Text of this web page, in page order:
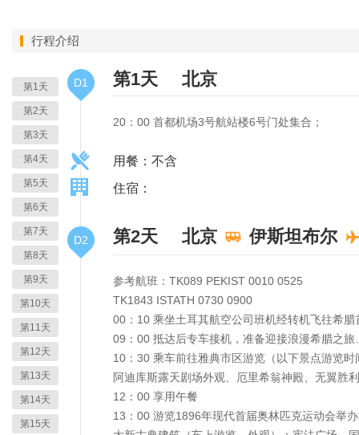
行程介绍
第1天
第2天
第3天
第4天
第5天
第6天
第7天
第8天
第9天
第10天
第11天
第12天
第13天
第14天
第15天
D1 第1天 北京
20：00 首都机场3号航站楼6号门处集合；
用餐：不含
住宿：
D2 第2天 北京 伊斯坦布尔
参考航班：TK089 PEKIST 0010 0525
TK1843 ISTATH 0730 0900
00：10 乘坐土耳其航空公司班机经转机飞往希腊
09：00 抵达后专车接机，准备迎接浪漫希腊之
10：30 乘车前往雅典市区游览（以下景点游览
阿迪库斯露天剧场外观、厄里希翁神殿、无翼胜
12：00 享用午餐
13：00 游览1896年现代首届奥林匹克运动会举